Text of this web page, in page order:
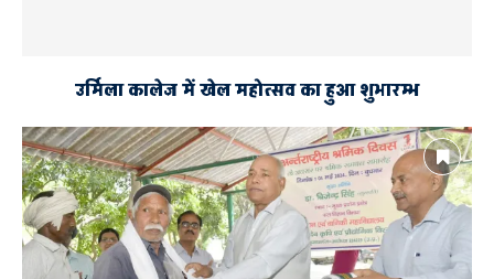
उर्मिला कालेज में खेल महोत्सव का हुआ शुभारम्भ